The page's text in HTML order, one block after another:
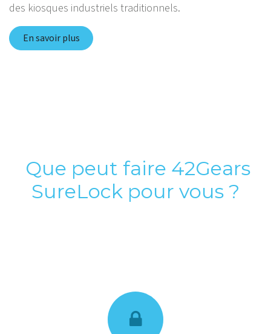
des kiosques industriels traditionnels.​
En savoir plus
Que peut faire 42Gears
SureLock pour vous ?